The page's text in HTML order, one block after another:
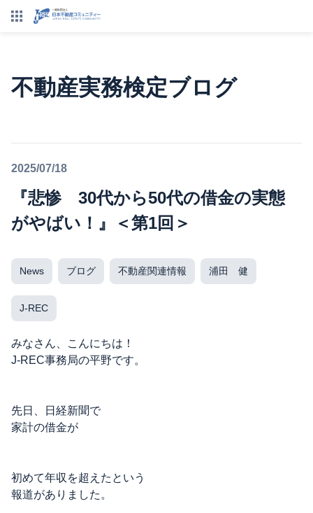
不動産実務検定ブログ
2025/07/18
『悲惨 30代から50代の借金の実態
がやばい！』＜第1回＞
News ブログ 不動産関連情報 浦田 健
J-REC
みなさん、こんにちは！
J-REC事務局の平野です。
先日、日経新聞で
家計の借金が
初めて年収を超えたという
報道がありました。